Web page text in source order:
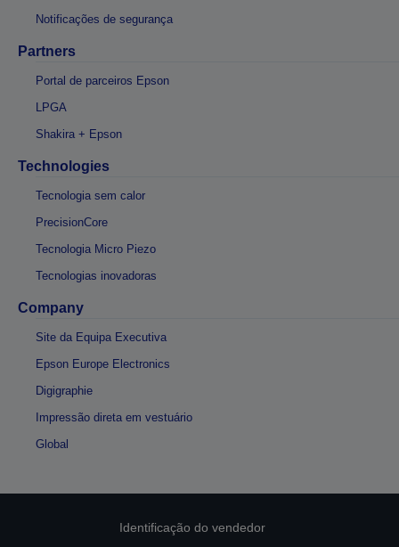
Notificações de segurança
Partners
Portal de parceiros Epson
LPGA
Shakira + Epson
Technologies
Tecnologia sem calor
PrecisionCore
Tecnologia Micro Piezo
Tecnologias inovadoras
Company
Site da Equipa Executiva
Epson Europe Electronics
Digigraphie
Impressão direta em vestuário
Global
Identificação do vendedor